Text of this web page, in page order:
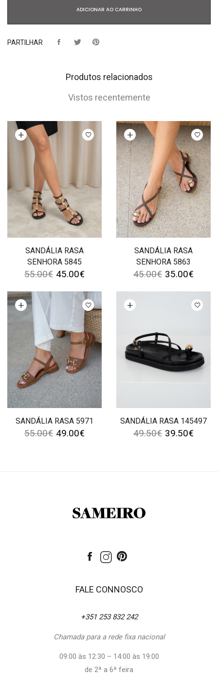
ADICIONAR AO CARRINHO
PARTILHAR
Produtos relacionados
Vistos recentemente
SANDÁLIA RASA
SENHORA 5845
opções
55.00€ 45.00€
SANDÁLIA RASA
SENHORA 5863
Ver opções
45.00€ 35.00€
SANDÁLIA RASA 5971
opções
55.00€ 49.00€
SANDÁLIA RASA 145497
Ver opções
49.50€ 39.50€
FALE CONNOSCO
+351 253 832 242
Chamada para a rede fixa nacional
09:00 às 12:30 – 14:00 às 19:00
de 2ª a 6ª feira